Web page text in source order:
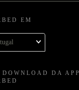
EM
DA APP